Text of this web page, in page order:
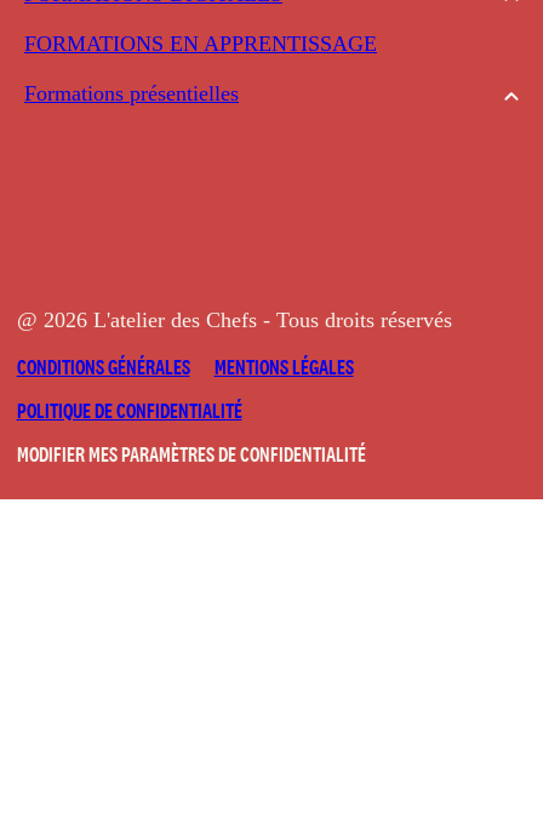
FORMATIONS EN APPRENTISSAGE
Formations présentielles
@ 2026 L'atelier des Chefs - Tous droits réservés
CONDITIONS GÉNÉRALES
MENTIONS LÉGALES
POLITIQUE DE CONFIDENTIALITÉ
MODIFIER MES PARAMÈTRES DE CONFIDENTIALITÉ